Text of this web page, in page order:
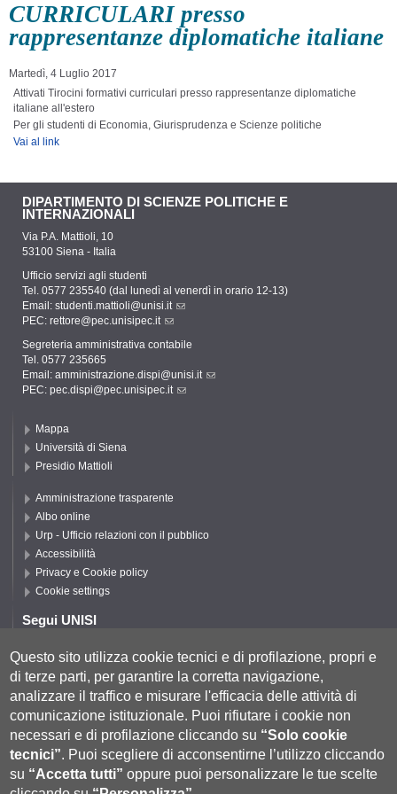
CURRICULARI presso
rappresentanze diplomatiche italiane
Martedì, 4 Luglio 2017
Attivati Tirocini formativi curriculari presso rappresentanze diplomatiche
italiane all'estero
Per gli studenti di Economia, Giurisprudenza e Scienze politiche
Vai al link
DIPARTIMENTO DI SCIENZE POLITICHE E
INTERNAZIONALI
Via P.A. Mattioli, 10
53100 Siena - Italia
Ufficio servizi agli studenti
Tel. 0577 235540 (dal lunedì al venerdì in orario 12-13)
Email: studenti.mattioli@unisi.it
PEC: rettore@pec.unisipec.it
Segreteria amministrativa contabile
Tel. 0577 235665
Email: amministrazione.dispi@unisi.it
PEC: pec.dispi@pec.unisipec.it
Mappa
Università di Siena
Presidio Mattioli
Amministrazione trasparente
Albo online
Urp - Ufficio relazioni con il pubblico
Accessibilità
Privacy e Cookie policy
Cookie settings
Segui UNISI
Segui DISPI
Questo sito utilizza cookie tecnici e di profilazione, propri e
di terze parti, per garantire la corretta navigazione,
analizzare il traffico e misurare l'efficacia delle attività di
comunicazione istituzionale. Puoi rifiutare i cookie non
necessari e di profilazione cliccando su “Solo cookie
tecnici”. Puoi scegliere di acconsentirne l’utilizzo cliccando
su “Accetta tutti” oppure puoi personalizzare le tue scelte